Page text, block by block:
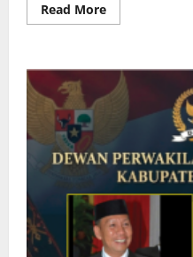
Read MoreRead
more
Pertanyakan
Keseriusan
Dewan
Aset
Daerah